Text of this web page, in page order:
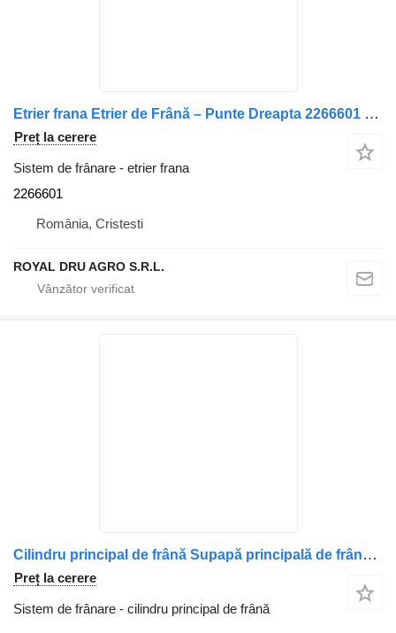
Etrier frana Etrier de Frână – Punte Dreapta 2266601 pentru camion DAF
Preț la cerere
Sistem de frânare - etrier frana
2266601
România, Cristesti
ROYAL DRU AGRO S.R.L.
Cilindru principal de frână Supapă principală de frână cu pedala pentru pentru camion DAF 1189620 41189620 11
Preț la cerere
Sistem de frânare - cilindru principal de frână